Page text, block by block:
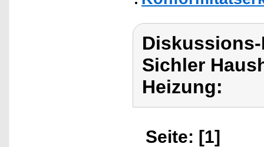
Sichler
Heizung:
Seite: [1]